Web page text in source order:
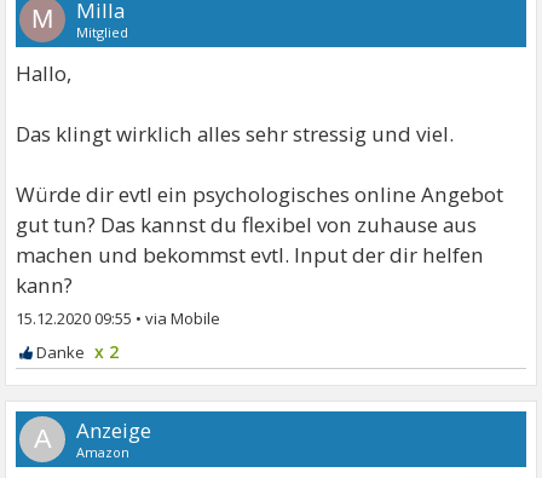
M Milla
Mitglied
Hallo,
Das klingt wirklich alles sehr stressig und viel.
Würde dir evtl ein psychologisches online Angebot
gut tun? Das kannst du flexibel von zuhause aus
machen und bekommst evtl. Input der dir helfen
kann?
15.12.2020 09:55 •
x 2
A